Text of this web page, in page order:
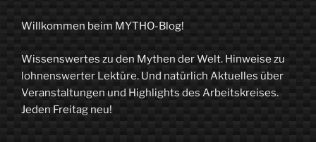
–
Heilige
Buch
der
Willkommen beim MYTHO-Blog!
Wissenswertes zu den Mythen der Welt. Hinweise zu
lohnenswerter Lektüre. Und natürlich Aktuelles über
Veranstaltungen und Highlights des Arbeitskreises.
Jeden Freitag neu!